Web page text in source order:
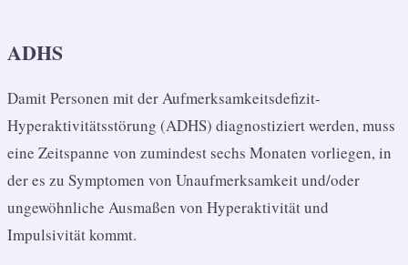
ADHS
Damit Personen mit der Aufmerksamkeitsdefizit-
Hyperaktivitätsstörung (ADHS) diagnostiziert werden, muss
eine Zeitspanne von zumindest sechs Monaten vorliegen, in
der es zu Symptomen von Unaufmerksamkeit und/oder
ungewöhnliche Ausmaßen von Hyperaktivität und
Impulsivität kommt.